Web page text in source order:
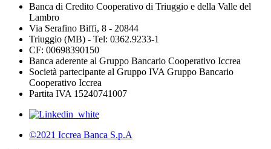
Banca di Credito Cooperativo di Triuggio e della Valle del
Lambro
Via Serafino Biffi, 8 - 20844
Triuggio (MB) - Tel: 0362.9233-1
CF: 00698390150
Banca aderente al Gruppo Bancario Cooperativo Iccrea
Società partecipante al Gruppo IVA Gruppo Bancario
Cooperativo Iccrea
Partita IVA 15240741007
©2021 Iccrea Banca S.p.A